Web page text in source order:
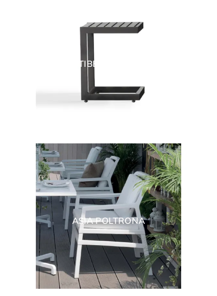
ANTIBES TAVOLINO
ASIA POLTRONA